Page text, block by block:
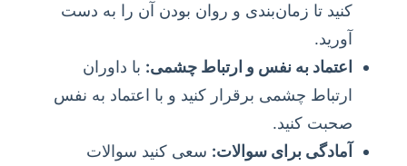
کنید تا زمان‌بندی و روان بودن آن را به دست
آورید.
اعتماد به نفس و ارتباط چشمی: با داوران
ارتباط چشمی برقرار کنید و با اعتماد به نفس
صحبت کنید.
آمادگی برای سوالات: سعی کنید سوالات